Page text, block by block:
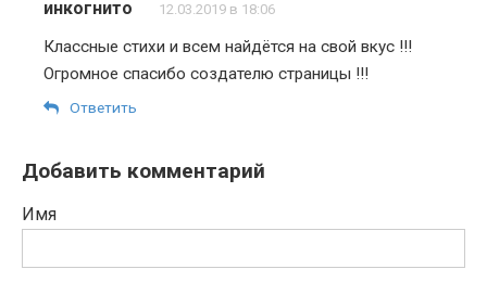
инкогнито 12.03.2019 в 18:06
Классные стихи и всем найдётся на свой вкус !!!
Огромное спасибо создателю страницы !!!
Ответить
Добавить комментарий
Имя